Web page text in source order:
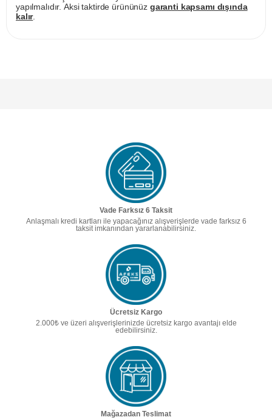
yapılmalıdır. Aksi taktirde ürününüz garanti kapsamı dışında
kalır.
Vade Farksız 6 Taksit
Anlaşmalı kredi kartları ile yapacağınız alışverişlerde vade farksız 6
taksit imkanından yararlanabilirsiniz.
Ücretsiz Kargo
2.000₺ ve üzeri alışverişlerinizde ücretsiz kargo avantajı elde
edebilirsiniz.
Mağazadan Teslimat